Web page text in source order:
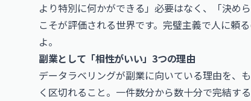
より特別に何かができる」必要はなく、「決め
こそが評価される世界です。完璧主義で人に頼
よ。
副業として「相性がいい」3つの理由
データラベリングが副業に向いている理由を、
く区切れること。一件数分から数十分で完結す